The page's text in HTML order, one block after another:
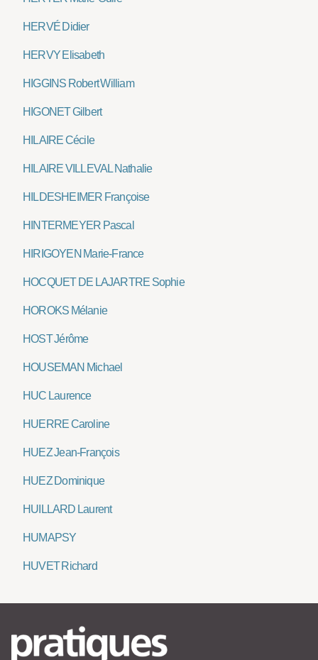
HERVÉ Didier
HERVY Elisabeth
HIGGINS Robert William
HIGONET Gilbert
HILAIRE Cécile
HILAIRE VILLEVAL Nathalie
HILDESHEIMER Françoise
HINTERMEYER Pascal
HIRIGOYEN Marie-France
HOCQUET DE LAJARTRE Sophie
HOROKS Mélanie
HOST Jérôme
HOUSEMAN Michael
HUC Laurence
HUERRE Caroline
HUEZ Jean-François
HUEZ Dominique
HUILLARD Laurent
HUMAPSY
HUVET Richard